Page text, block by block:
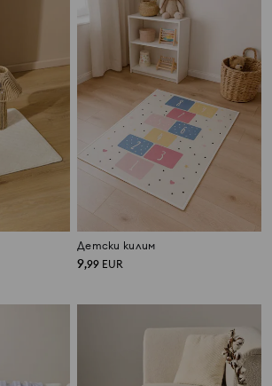
Детски килим
9,99 EUR